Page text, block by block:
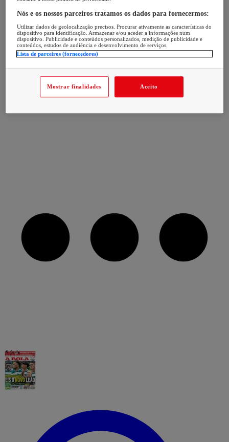
Nós e os nossos parceiros tratamos os dados para fornecermos:
Utilizar dados de geolocalização precisos. Procurar ativamente as características do
dispositivo para identificação. Armazenar e/ou aceder a informações num
dispositivo. Publicidade e conteúdos personalizados, medição de publicidade e
conteúdos, estudos de audiência e desenvolvimento de serviços.
Lista de parceiros (fornecedores)
Mostrar finalidades Aceito